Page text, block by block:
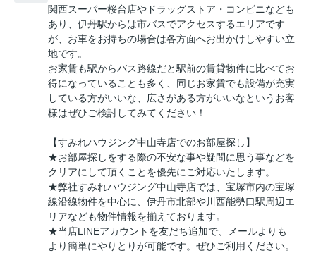
関西スーパー桜台店やドラッグストア・コンビニなども
あり、伊丹駅からは市バスでアクセスするエリアです
が、お車をお持ちの場合は各方面へお出かけしやすい立
地です。
お家賃も駅からバス路線だと駅前の賃貸物件に比べてお
得になっていることも多く、同じお家賃でも設備が充実
している方がいいな、広さがある方がいいなというお客
様はぜひご検討してみてください！
【すみれハウジング中山寺店でのお部屋探し】
★お部屋探しをする際の不安な事や疑問に思う事などを
クリアにして頂くことを優先にご対応いたします。
★弊社すみれハウジング中山寺店では、宝塚市内の宝塚
線沿線物件を中心に、伊丹市北部や川西能勢口駅周辺エ
リアなども物件情報を揃えております。
★当店LINEアカウントを友だち追加で、メールよりも
より簡単にやりとりが可能です。ぜひご利用ください。